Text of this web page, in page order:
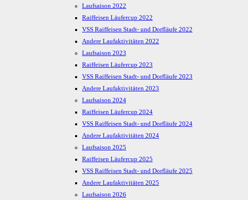
Laufsaison 2022
Raiffeisen Läufercup 2022
VSS Raiffeisen Stadt- und Dorfläufe 2022
Andere Laufaktivitäten 2022
Laufsaison 2023
Raiffeisen Läufercup 2023
VSS Raiffeisen Stadt- und Dorfläufe 2023
Andere Laufaktivitäten 2023
Laufsaison 2024
Raiffeisen Läufercup 2024
VSS Raiffeisen Stadt- und Dorfläufe 2024
Andere Laufaktivitäten 2024
Laufsaison 2025
Raiffeisen Läufercup 2025
VSS Raiffeisen Stadt- und Dorfläufe 2025
Andere Laufaktivitäten 2025
Laufsaison 2026